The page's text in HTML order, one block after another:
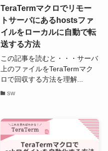
TeraTermマクロでリモー
トサーバにあるhostsファ
イルをローカルに自動で転
送する方法
この記事を読むと・・・サーバ
上のファイルをTeraTermマク
ロで回収する方法を理解...
SW